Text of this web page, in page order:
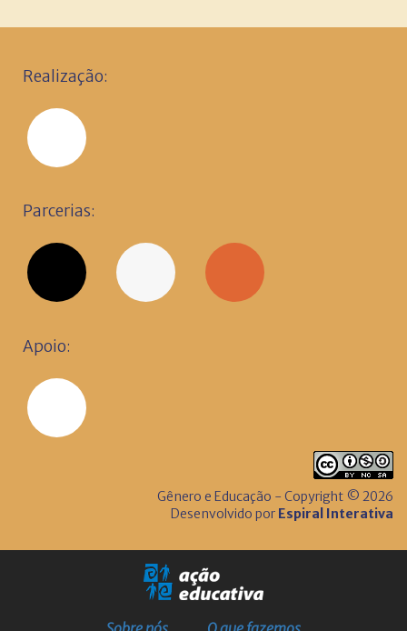
Realização:
Parcerias:
Apoio:
Gênero e Educação - Copyright © 2026
Desenvolvido por Espiral Interativa